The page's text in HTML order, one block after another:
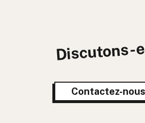
Discutons-
Contactez-